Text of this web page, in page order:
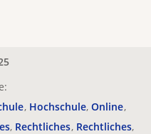
Hochschule Online
Rechtliches Rechtliches